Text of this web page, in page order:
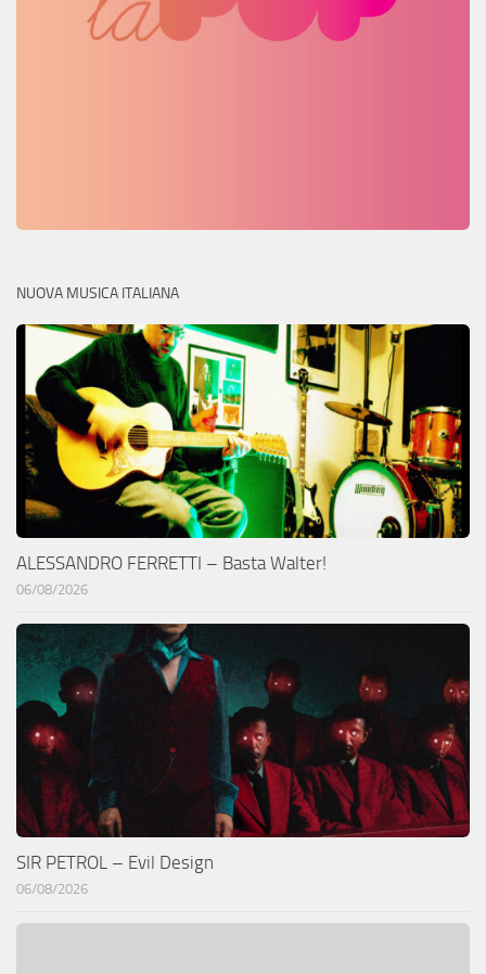
NUOVA MUSICA ITALIANA
ALESSANDRO FERRETTI – Basta Walter!
06/08/2026
SIR PETROL – Evil Design
06/08/2026